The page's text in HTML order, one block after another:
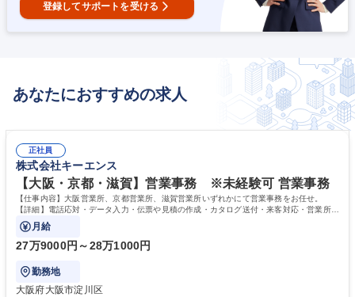
登録してサポートを受ける
あなたにおすすめの求人
正社員
株式会社キーエンス
【大阪・京都・滋賀】営業事務 ※未経験可 営業事務
【仕事内容】大阪営業所、京都営業所、滋賀営業所いずれかにて営業事務をお任せ。
【詳細】電話応対・データ入力・伝票や見積の作成・カタログ送付・来客対応・営業所内
で発生する事務業務や業務改善をお任せ。
月給
27万9000円～28万1000円
勤務地
大阪府大阪市淀川区